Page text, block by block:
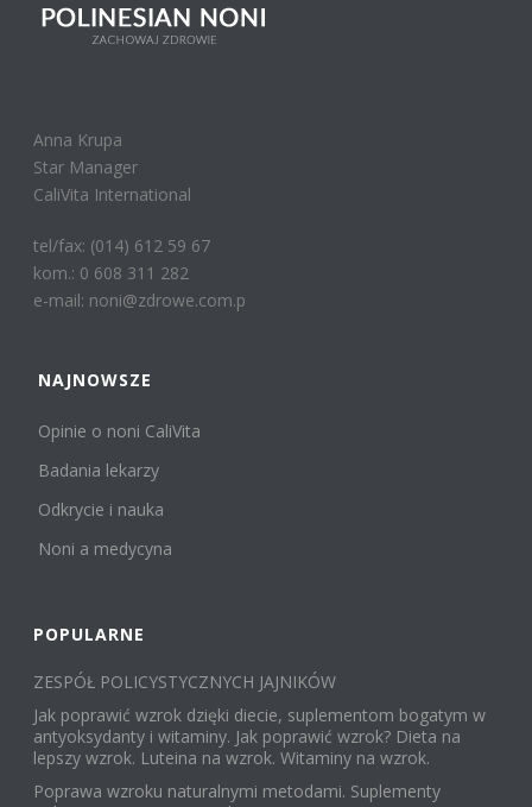
Anna Krupa
Star Manager
CaliVita International
tel/fax: (014) 612 59 67
kom.: 0 608 311 282
e-mail: noni@zdrowe.com.p
NAJNOWSZE
Opinie o noni CaliVita
Badania lekarzy
Odkrycie i nauka
Noni a medycyna
POPULARNE
ZESPÓŁ POLICYSTYCZNYCH JAJNIKÓW
Jak poprawić wzrok dzięki diecie, suplementom bogatym w
antyoksydanty i witaminy. Jak poprawić wzrok? Dieta na
lepszy wzrok. Luteina na wzrok. Witaminy na wzrok.
Poprawa wzroku naturalnymi metodami. Suplementy